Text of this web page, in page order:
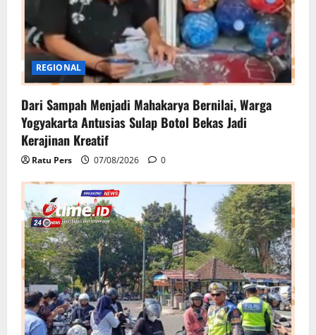
REGIONAL
Dari Sampah Menjadi Mahakarya Bernilai, Warga
Yogyakarta Antusias Sulap Botol Bekas Jadi
Kerajinan Kreatif
Ratu Pers 07/08/2026 0